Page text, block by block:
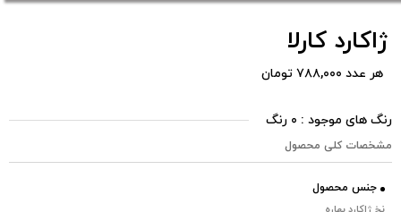
ژاکارد کارلا
هر عدد ۷۸۸,۰۰۰ تومان
رنگ های موجود : ۰ رنگ
مشخصات کلی محصول
جنس محصول